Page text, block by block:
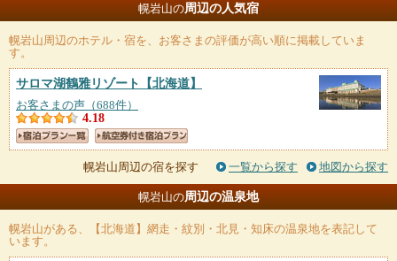
幌岩山の周辺の人気宿
幌岩山周辺のホテル・宿を、お客さまの評価が高い順に掲載していま
す。
サロマ湖鶴雅リゾート 【北海道】
お客さまの声（688件）
4.18
幌岩山周辺の宿を探す 一覧から探す 地図から探す
幌岩山の周辺の温泉地
幌岩山がある、【北海道】網走・紋別・北見・知床の温泉地を表記して
います。